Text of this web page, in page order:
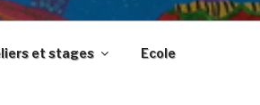
et stages Ecole